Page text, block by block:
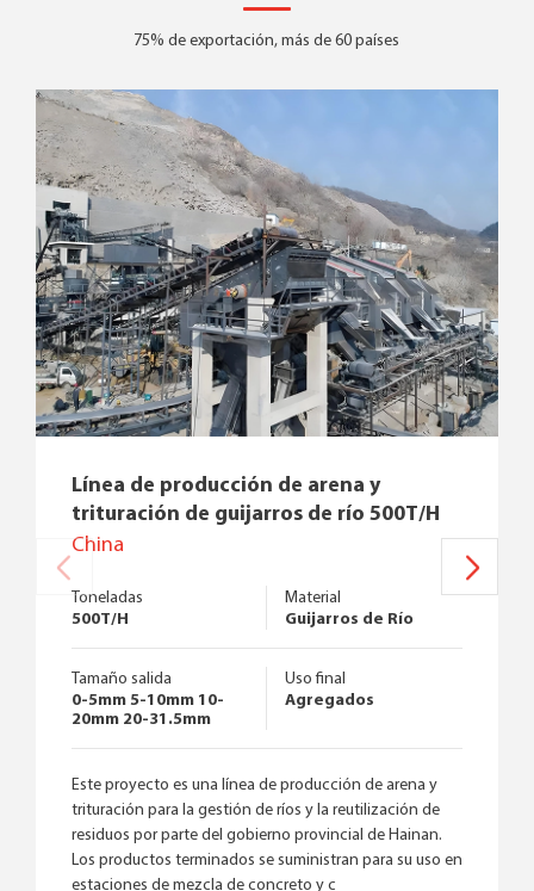
75% de exportación, más de 60 países
Línea de producción de arena y
trituración de guijarros de río 500T/H
China
Toneladas
500T/H
Material
Guijarros de Río
Tamaño salida
0-5mm 5-10mm 10-
20mm 20-31.5mm
Uso final
Agregados
Este proyecto es una línea de producción de arena y
trituración para la gestión de ríos y la reutilización de
residuos por parte del gobierno provincial de Hainan.
Los productos terminados se suministran para su uso en
estaciones de mezcla de concreto y c